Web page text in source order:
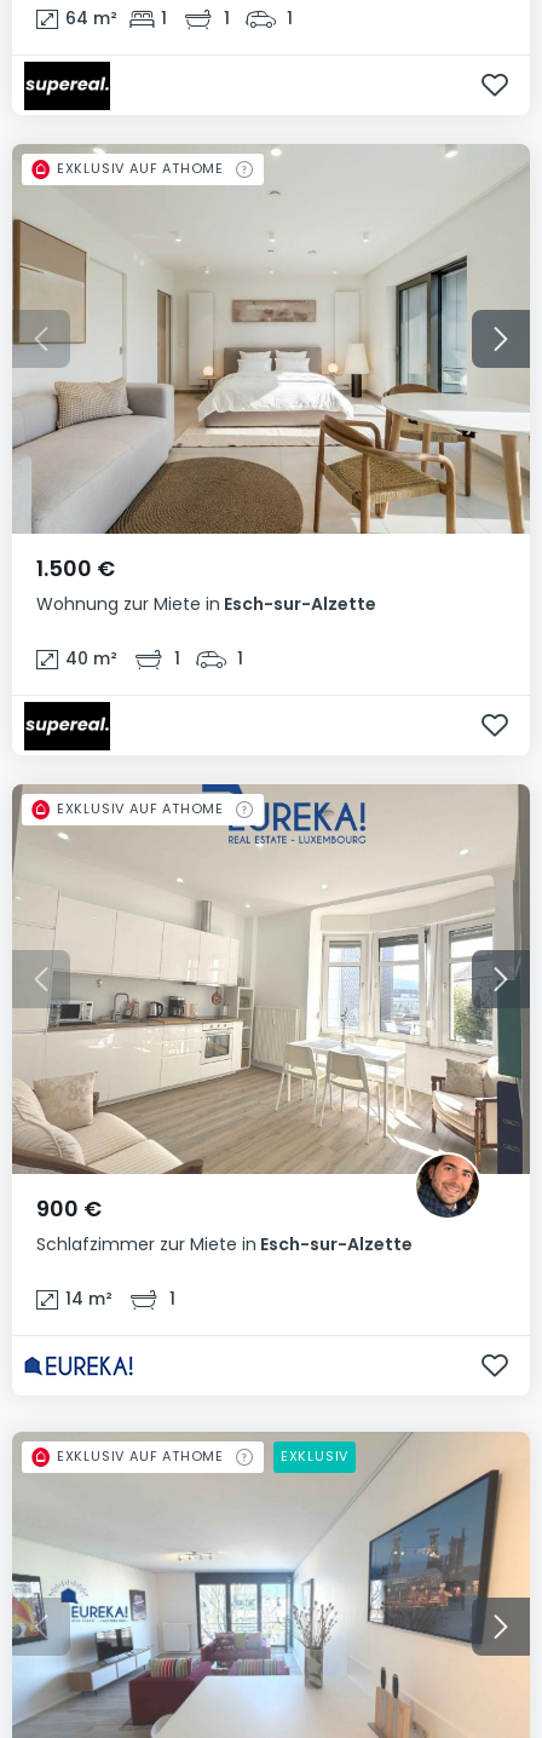
64 m² 1 1 1
Wohnung zur Miete in Esch-sur-Alzette
1.500 €
40 m² 1 1
EXKLUSIV AUF ATHOME
Schlafzimmer zur Miete in Esch-sur-Alzette
900 €
14 m² 1
EXKLUSIV AUF ATHOME
EXKLUSIV AUF ATHOME EXKLUSIV